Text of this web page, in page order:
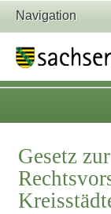
Navigation
Gesetz